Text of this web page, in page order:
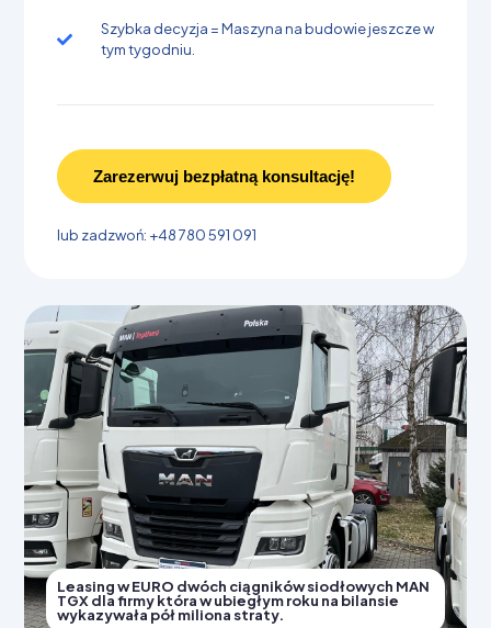
Szybka decyzja = Maszyna na budowie jeszcze w
tym tygodniu.
Zarezerwuj bezpłatną konsultację!
lub zadzwoń: +48 780 591 091
Leasing w EURO dwóch ciągników siodłowych MAN
TGX dla firmy która w ubiegłym roku na bilansie
wykazywała pół miliona straty.